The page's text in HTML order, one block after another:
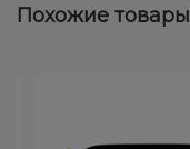
Похожие товары